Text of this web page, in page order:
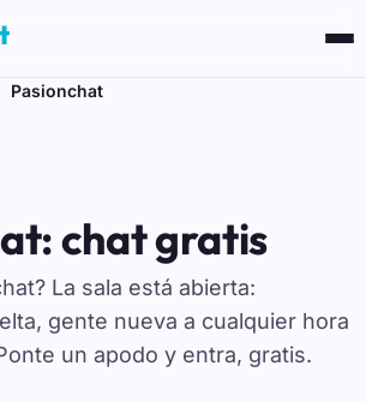
Pasionchat
chat gratis
La sala está abierta:
gente nueva a cualquier hora
un apodo y entra, gratis.